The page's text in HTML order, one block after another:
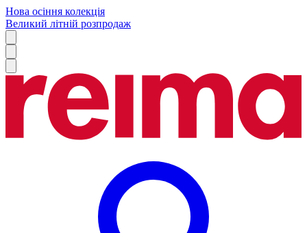
Нова осіння колекція
Великий літній розпродаж